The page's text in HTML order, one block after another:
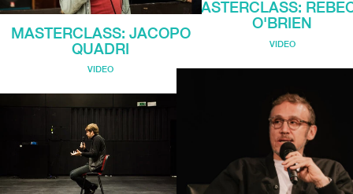
MASTERCLASS: JACOPO
QUADRI
VIDEO
MASTERCLASS:
O'BRIEN
VIDEO